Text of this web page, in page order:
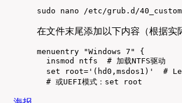
sudo nano /etc/grub.d/40_custom
在文件末尾添加以下内容（根据实
menuentry "Windows 7" {
  insmod ntfs  # 加载NTFS驱动
set root='(hd0,msdos1)'  #
  # 或UEFI模式：set root